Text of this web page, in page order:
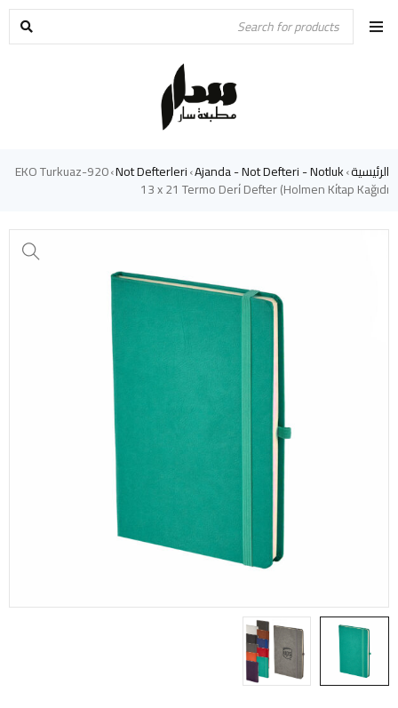
الرئيسية›
Ajanda - Not Defteri - Notluk
›
Not Defterleri
›
920-EKO Turkuaz
13 x 21 Termo Deri̇ Defter (Holmen Ki̇tap Kağıdı